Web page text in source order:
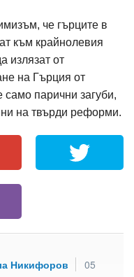
че гърците в
към крайнолевия
излязат от
на Гърция от
парични загуби,
на твърди реформи.
Никифоров
05